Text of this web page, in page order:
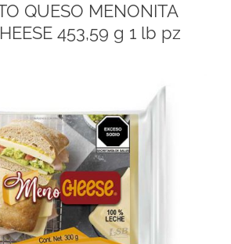
QUESO MENONITA
453,59 g 1 lb pz